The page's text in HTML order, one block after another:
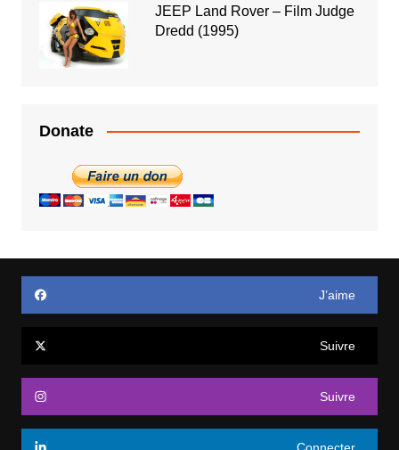
JEEP Land Rover – Film Judge
Dredd (1995)
Donate
J’aime
Suivre
Suivre